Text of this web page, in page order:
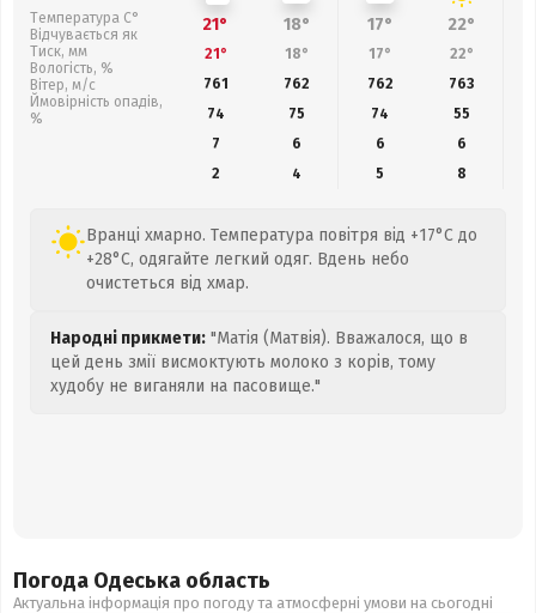
Температура С°
Відчувається як
Тиск, мм
Вологість, %
Вітер, м/с
Ймовірність опадів,
%
21° 18° 17° 22°
21° 18° 17° 22°
761
762 762 763
74
75 74 55
7
6 6
6
2
4 5 8
Вранці хмарно. Температура повітря від +17°C до
+28°C, одягайте легкий одяг. Вдень небо
очистеться від хмар.
Народні прикмети: "Матія (Матвія). Вважалося, що в
цей день змії висмоктують молоко з корів, тому
худобу не виганяли на пасовище."
Погода Одеська область
Актуальна інформація про погоду та атмосферні умови на сьогодні